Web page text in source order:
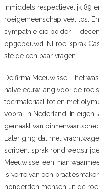
inmiddels respectievelijk 89
roeigemeenschap veel los.
sympathie die beiden –
opgebouwd. NLroei sprak
stelde een paar vragen.
De firma Meeuwisse – het
halve eeuw lang voor de
toermateriaal tot en met
vooral in Nederland. In eigen
gemaakt van
Later ging dat met
scribent sprak rond
Meeuwisse: een man
is verre van een
honderden mensen uit de